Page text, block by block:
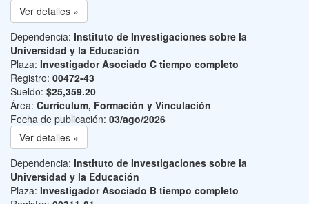
Ver detalles »
Dependencia: Instituto de Investigaciones sobre la
Universidad y la Educación
Plaza: Investigador Asociado C tiempo completo
Registro: 00472-43
Sueldo: $25,359.20
Área: Currículum, Formación y Vinculación
Fecha de publicación: 03/ago/2026
Ver detalles »
Dependencia: Instituto de Investigaciones sobre la
Universidad y la Educación
Plaza: Investigador Asociado B tiempo completo